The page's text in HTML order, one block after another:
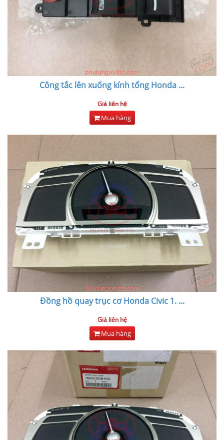
Công tắc lên xuống kính tổng Honda ...
Giá liên hệ
Mua hàng
Đồng hồ quay trục cơ Honda Civic 1....
Giá liên hệ
Mua hàng